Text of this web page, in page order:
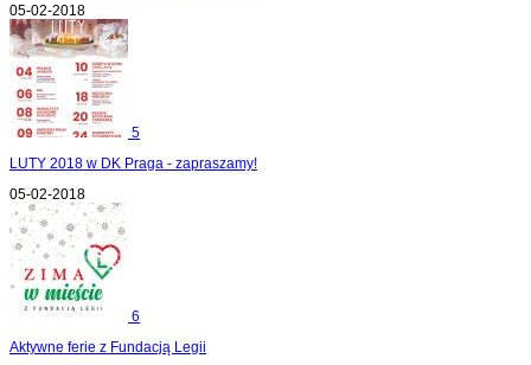
05-02-2018
5
LUTY 2018 w DK Praga - zapraszamy!
05-02-2018
6
Aktywne ferie z Fundacją Legii